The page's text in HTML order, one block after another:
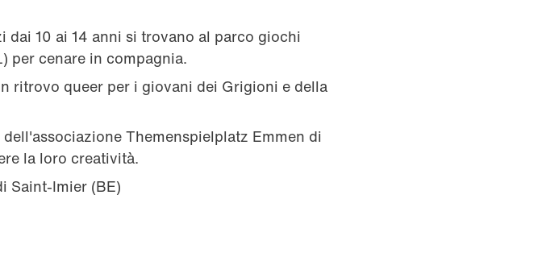
10 ai 14 anni si trovano al parco giochi
per cenare in compagnia.
ritrovo queer per i giovani dei Grigioni e della
Themenspielplatz Emmen di
la loro creatività.
Saint-Imier (BE)